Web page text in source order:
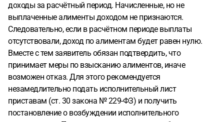
доходы за расчётный период. Начисленные, но не
выплаченные алименты доходом не признаются.
Следовательно, если в расчётном периоде выплаты
отсутствовали, доход по алиментам будет равен нулю.
Вместе с тем заявитель обязан подтвердить, что
принимает меры по взысканию алиментов, иначе
возможен отказ. Для этого рекомендуется
незамедлительно подать исполнительный лист
приставам (ст. 30 закона № 229-ФЗ) и получить
постановление о возбуждении исполнительного